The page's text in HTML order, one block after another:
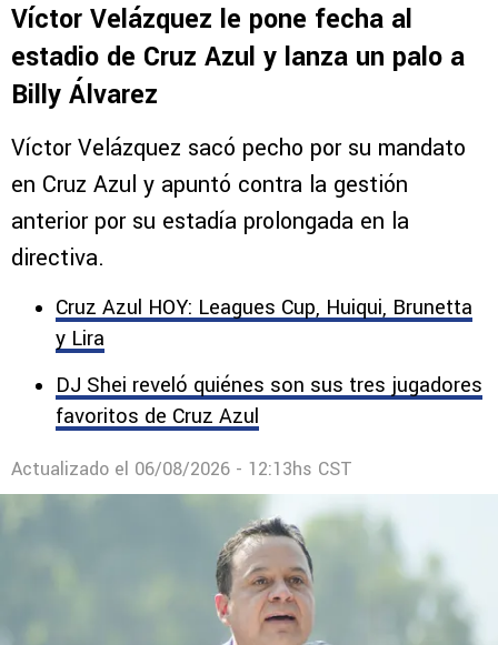
Víctor Velázquez le pone fecha al
estadio de Cruz Azul y lanza un palo a
Billy Álvarez
Víctor Velázquez sacó pecho por su mandato
en Cruz Azul y apuntó contra la gestión
anterior por su estadía prolongada en la
directiva.
Cruz Azul HOY: Leagues Cup, Huiqui, Brunetta
y Lira
DJ Shei reveló quiénes son sus tres jugadores
favoritos de Cruz Azul
Actualizado el 06/08/2026 - 12:13hs CST